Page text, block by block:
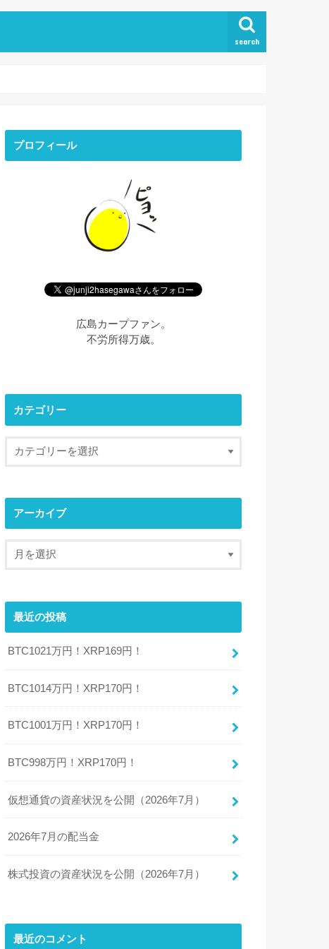
search
プロフィール
広島カープファン。
不労所得万歳。
カテゴリー
アーカイブ
最近の投稿
BTC1021万円！XRP169円！
BTC1014万円！XRP170円！
BTC1001万円！XRP170円！
BTC998万円！XRP170円！
仮想通貨の資産状況を公開（2026年7月）
2026年7月の配当金
株式投資の資産状況を公開（2026年7月）
最近のコメント